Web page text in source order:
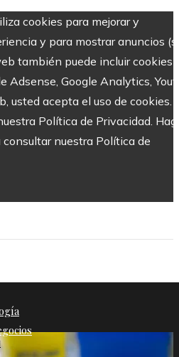
cookies para mejorar y
y para mostrar anuncios
también puede incluir cookies
Adsense, Google Analytics,
usted acepta el uso de cookies.
Política de Privacidad.
nuestra Política de